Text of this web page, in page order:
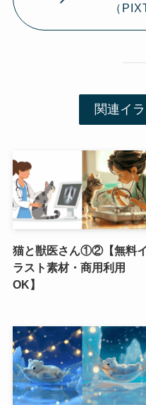
（
関連イ
猫と獣医さん①②【無料イ
ラスト素材・商用利用
OK】